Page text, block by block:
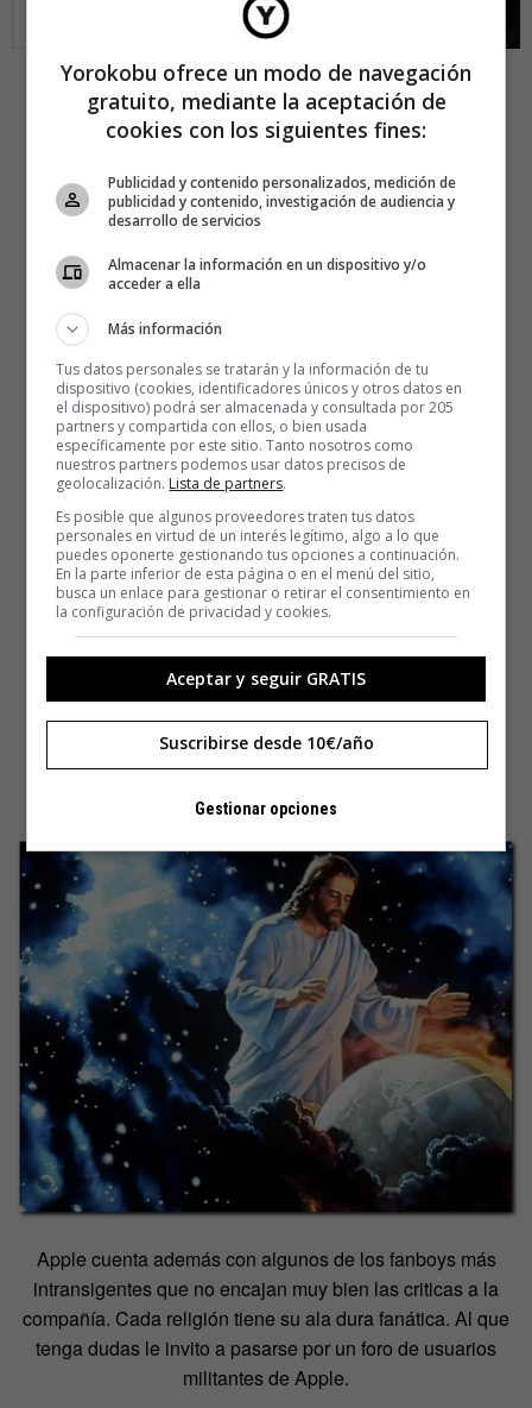
Apple cuenta además con algunos de los fanboys más
intransigentes que no encajan muy bien las criticas a la
compañía. Cada religión tiene su ala dura fanática. Al que
tenga dudas le invito a pasarse por un foro de usuarios
militantes de Apple.
Yorokobu ofrece un modo de navegación
gratuito, mediante la aceptación de
cookies con los siguientes fines:
Publicidad y contenido personalizados, medición de
publicidad y contenido, investigación de audiencia y
desarrollo de servicios
Almacenar la información en un dispositivo y/o
acceder a ella
Más información
Tus datos personales se tratarán y la información de tu
dispositivo (cookies, identificadores únicos y otros datos en
el dispositivo) podrá ser almacenada y consultada por 205
partners y compartida con ellos, o bien usada
específicamente por este sitio. Tanto nosotros como
nuestros partners podemos usar datos precisos de
geolocalización. Lista de partners.
Es posible que algunos proveedores traten tus datos
personales en virtud de un interés legítimo, algo a lo que
puedes oponerte gestionando tus opciones a continuación.
En la parte inferior de esta página o en el menú del sitio,
busca un enlace para gestionar o retirar el consentimiento en
la configuración de privacidad y cookies.
Aceptar y seguir GRATIS
Suscribirse desde 10€/año
Gestionar opciones